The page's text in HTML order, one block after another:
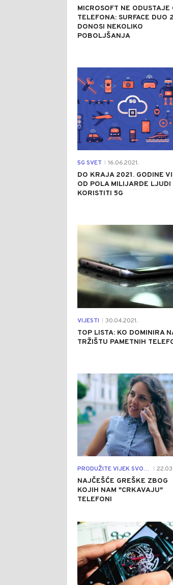
MICROSOFT NE ODUSTAJE
TELEFONA: SURFACE DUO 2
DONOSI NEKOLIKO
POBOLJŠANJA
5G SVET 16.06.2021.
DO KRAJA 2021. GODINE
OD POLA MILIJARDE LJUDI
KORISTITI 5G
VIJESTI 30.04.2021.
TOP LISTA: KO DOMINIRA
TRŽIŠTU PAMETNIH
PRODUŽITE VIJEK SVOM SMARTFONU
NAJČEŠĆE GREŠKE ZBOG
KOJIH NAM "CRKAVAJU"
TELEFONI